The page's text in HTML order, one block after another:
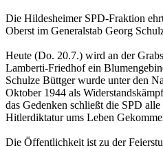
Die Hildesheimer SPD-Fraktion
Oberst im Generalstab Georg
Heute (Do. 20.7.) wird an der
Lamberti-Friedhof ein
Schulze Büttger wurde unter den
Oktober 1944 als
das Gedenken schließt die SPD
Hitlerdiktatur ums Leben
Die Öffentlichkeit ist zu der